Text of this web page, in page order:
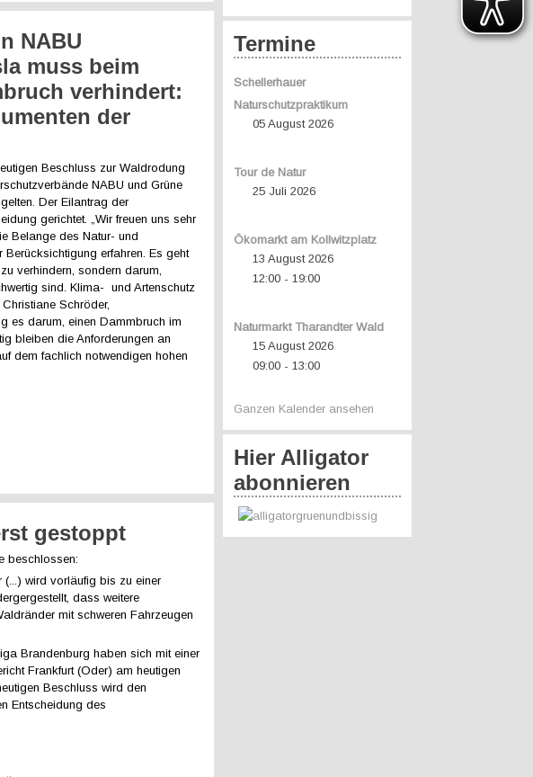
NABU
muss beim
verhindert:
der
Beschluss zur Waldrodung
NABU und Grüne
Der Eilantrag der
gerichtet. „Wir freuen uns sehr
Belange des Natur- und
erfahren. Es geht
verhindern, sondern darum,
sind. Klima- und Artenschutz
Schröder,
es darum, einen Dammbruch im
bleiben die Anforderungen an
dem fachlich notwendigen hohen
gestoppt
beschlossen:
wird vorläufig bis zu einer
dass weitere
mit schweren Fahrzeugen
Brandenburg haben sich mit einer
Frankfurt (Oder) am heutigen
Beschluss wird den
Entscheidung des
Termine
Schellerhauer
Naturschutzpraktikum
05 August 2026
Tour de Natur
25 Juli 2026
Ökomarkt am Kollwitzplatz
13 August 2026
12:00 -19:00
Naturmarkt Tharandter Wald
15 August 2026
09:00 -13:00
Ganzen Kalender ansehen
Hier Alligator
abonnieren